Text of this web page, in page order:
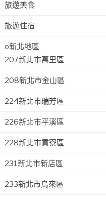
旅遊美食
旅遊住宿
o新北地區
207新北市萬里區
208新北市金山區
224新北市瑞芳區
226新北市平溪區
228新北市貢寮區
231新北市新店區
233新北市烏來區